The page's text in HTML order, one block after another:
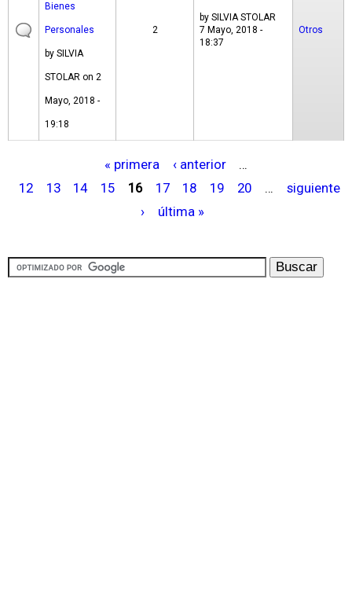
Bienes
Personales
by SILVIA
STOLAR on 2
Mayo, 2018 -
19:18
2
by SILVIA STOLAR
7 Mayo, 2018 -
18:37
Otros
P
i
n
« primera ‹ anterior
…
12
13 14 15 16 17 18 19 20 …
siguiente
›
última »